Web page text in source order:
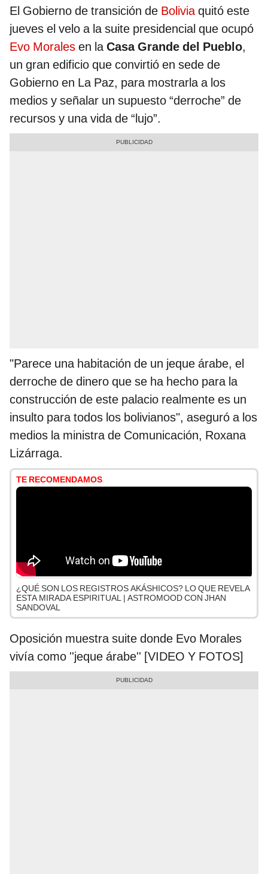
El Gobierno de transición de Boliviaquitó este
jueves el velo a la suite presidencial que ocupó
Evo Morales en laCasa Grande del Pueblo,
un gran edificio que convirtió en sede de
Gobierno en La Paz, para mostrarla a los
medios y señalar un supuesto “derroche” de
recursos y una vida de “lujo”.
"Parece una habitación de un jeque árabe, el
derroche de dinero que se ha hecho para la
construcción de este palacio realmente es un
insulto para todos los bolivianos", aseguró a los
medios la ministra de Comunicación, Roxana
Lizárraga.
TE RECOMENDAMOS
¿QUÉ SON LOS REGISTROS AKÁSHICOS? LO QUE REVELA
ESTA MIRADA ESPIRITUAL | ASTROMOOD CON JHAN
SANDOVAL
Oposición muestra suite donde Evo Morales
vivía como ''jeque árabe'' [VIDEO Y FOTOS]